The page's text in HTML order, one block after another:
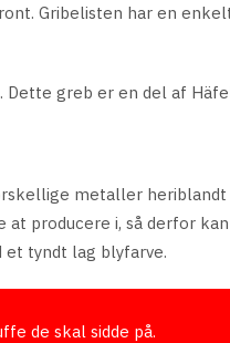
Gribelisten har en
Dette greb er en del af
metaller
producere i, så derfor
et tyndt lag blyfarve.
de skal sidde på.